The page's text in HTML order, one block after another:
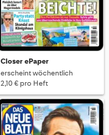
Closer ePaper
erscheint wöchentlich
2,10 € pro Heft